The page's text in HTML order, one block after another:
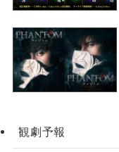
観劇予報